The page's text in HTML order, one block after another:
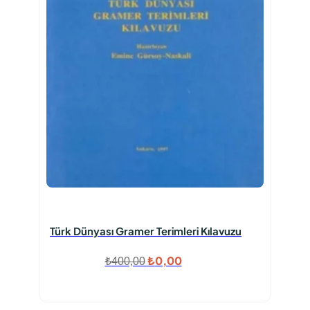
Türk Dünyası Gramer Terimleri Kılavuzu
₺400,00 Orijinal
₺0,00Şu